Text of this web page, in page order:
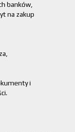
banków,
na zakup
i